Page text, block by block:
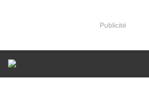
Publicité